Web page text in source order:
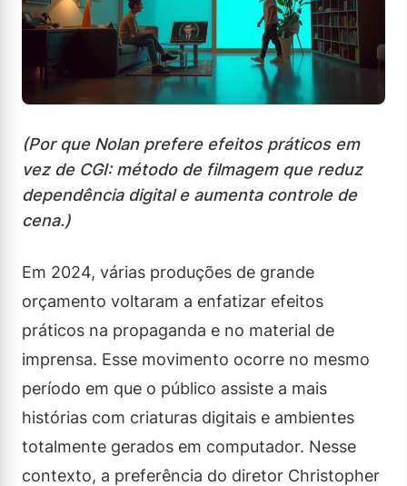
(Por que Nolan prefere efeitos práticos em
vez de CGI: método de filmagem que reduz
dependência digital e aumenta controle de
cena.)
Em 2024, várias produções de grande
orçamento voltaram a enfatizar efeitos
práticos na propaganda e no material de
imprensa. Esse movimento ocorre no mesmo
período em que o público assiste a mais
histórias com criaturas digitais e ambientes
totalmente gerados em computador. Nesse
contexto, a preferência do diretor Christopher